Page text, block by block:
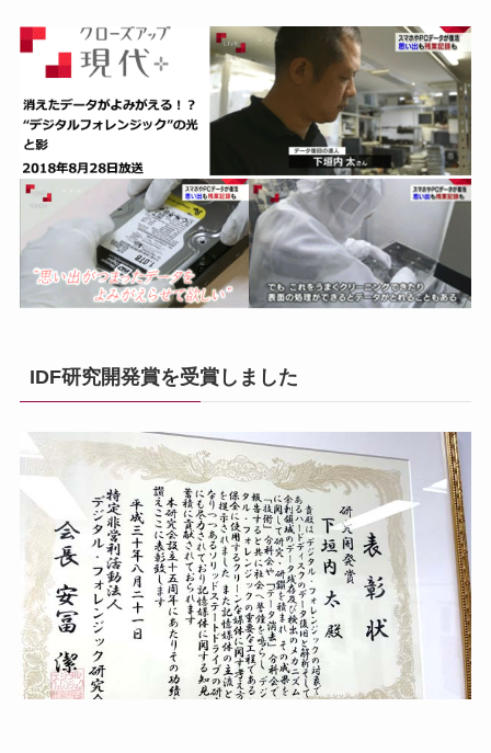
IDF研究開発賞を受賞しました